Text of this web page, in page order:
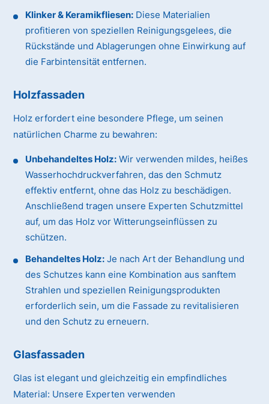
Klinker & Keramikfliesen: Diese Materialien
profitieren von speziellen Reinigungsgelees, die
Rückstände und Ablagerungen ohne Einwirkung auf
die Farbintensität entfernen.
Holzfassaden
Holz erfordert eine besondere Pflege, um seinen
natürlichen Charme zu bewahren:
Unbehandeltes Holz: Wir verwenden mildes, heißes
Wasserhochdruckverfahren, das den Schmutz
effektiv entfernt, ohne das Holz zu beschädigen.
Anschließend tragen unsere Experten Schutzmittel
auf, um das Holz vor Witterungseinflüssen zu
schützen.
Behandeltes Holz: Je nach Art der Behandlung und
des Schutzes kann eine Kombination aus sanftem
Strahlen und speziellen Reinigungsprodukten
erforderlich sein, um die Fassade zu revitalisieren
und den Schutz zu erneuern.
Glasfassaden
Glas ist elegant und gleichzeitig ein empfindliches
Material: Unsere Experten verwenden